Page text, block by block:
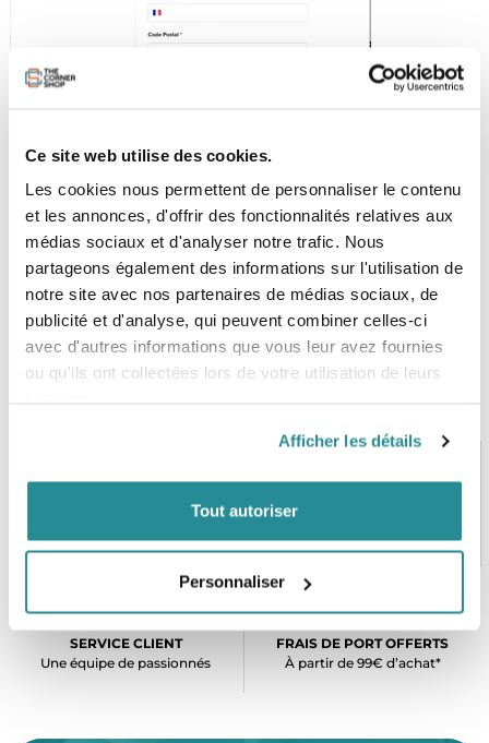
Ce site web utilise des cookies.
Les cookies nous permettent de personnaliser le contenu
et les annonces, d'offrir des fonctionnalités relatives aux
médias sociaux et d'analyser notre trafic. Nous
partageons également des informations sur l'utilisation de
notre site avec nos partenaires de médias sociaux, de
publicité et d'analyse, qui peuvent combiner celles-ci
avec d'autres informations que vous leur avez fournies
ou qu'ils ont collectées lors de votre utilisation de leurs
Afficher les détails
Tout autoriser
Personnaliser
Vous recevrez unmail de confirmationdans les minutes
suivantes.
PRENDRE RENDEZ-VOUS
PAIEMENT SÉCURISÉ
CB, VISA, Mastercard, ALMA
STOCK EN TEMPS RÉEL
Plus de 5000 produits en stock
SERVICE CLIENT
Une équipe de passionnés
FRAIS DE PORT OFFERTS
À partir de 99€ d’achat*